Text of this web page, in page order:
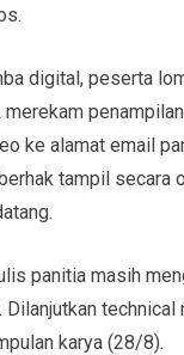
digital, peserta
ke alamat email
tampil secara
panitia masih
Dilanjutkan
karya (28/8).